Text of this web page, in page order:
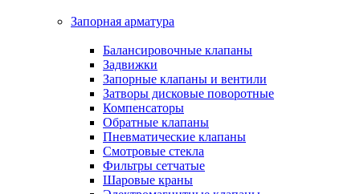
Запорная арматура
Балансировочные клапаны
Задвижки
Запорные клапаны и вентили
Затворы дисковые поворотные
Компенсаторы
Обратные клапаны
Пневматические клапаны
Смотровые стекла
Фильтры сетчатые
Шаровые краны